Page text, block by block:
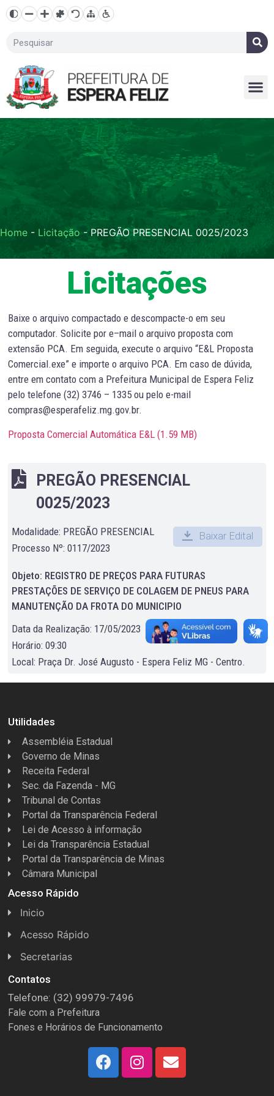
Home - Licitação-PREGÃO PRESENCIAL 0025/2023
Licitações
Baixe o arquivo compactado e descompacte-o em seu
computador. Solicite por e–mail o arquivo proposta com
extensão PCA. Em seguida, execute o arquivo “E&L Proposta
Comercial.exe” e importe o arquivo PCA. Em caso de dúvida,
entre em contato com a Prefeitura Municipal de Espera Feliz
pelo telefone (32) 3746 – 1335 ou pelo e-mail
compras@esperafeliz.mg.gov.br.
Proposta Comercial Automática E&L (1.59 MB)
PREGÃO PRESENCIAL
0025/2023
Modalidade: PREGÃO PRESENCIAL
Processo Nº: 0117/2023
Baixar Edital
Objeto: REGISTRO DE PREÇOS PARA FUTURAS
PRESTAÇÕES DE SERVIÇO DE COLAGEM DE PNEUS PARA
MANUTENÇÃO DA FROTA DO MUNICIPIO
Data da Realização: 17/05/2023
Horário: 09:30
Local: Praça Dr. José Augusto - Espera Feliz MG - Centro.
Utilidades
Assembléia Estadual
Governo de Minas
Receita Federal
Sec. da Fazenda - MG
Tribunal de Contas
Portal da Transparência Federal
Lei de Acesso à informação
Lei da Transparência Estadual
Portal da Transparência de Minas
Câmara Municipal
Acesso Rápido
Inicio
Acesso Rápido
Concursos
Conselhos
Espera Feliz Antigamente
e-Nota
Secretarias
Licitações
Secretaria de Esportes
Secretarias e Diretorias
Secretaria de Turismo
Contatos
Telefone: (32) 99979-7496
Fale com a Prefeitura
Fones e Horários de Funcionamento